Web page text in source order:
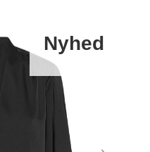
Nyhed